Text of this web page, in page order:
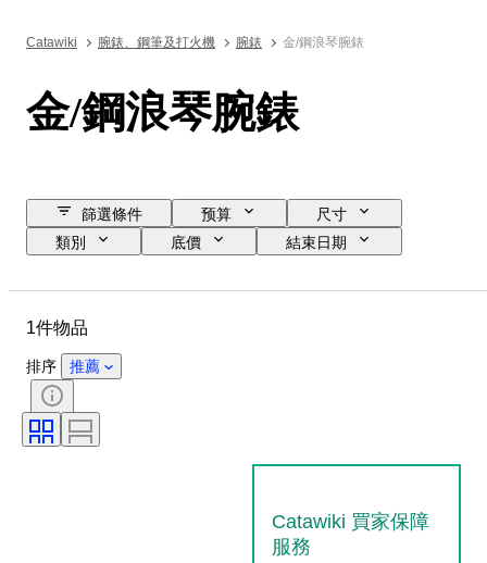
Catawiki 腕錶、鋼筆及打火機 腕錶 金/鋼浪琴腕錶
金/鋼浪琴腕錶
篩選條件 预算
尺寸
類別
底價
結束日期
時期
錶帶材質
1件物品
排序 推薦
Catawiki 買家保障
服務